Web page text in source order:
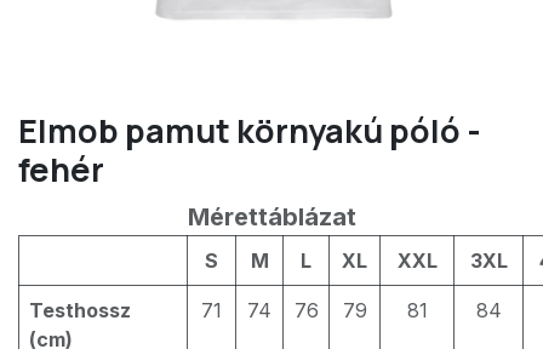
Elmob pamut környakú póló -
fehér
Mérettáblázat
S M L XL XXL 3XL
Testhossz
(cm)
71 74 76 79 81 84